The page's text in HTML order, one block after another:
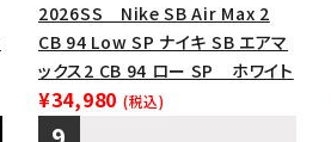
2026SS Nike SB Air Max 2
CB 94 Low SP ナイキ SB エアマ
ックス2 CB 94 ロー SP ホワイト
¥34,980 (税込)